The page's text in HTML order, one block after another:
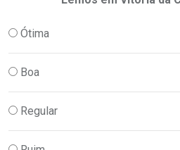
Ótima
Boa
Regular